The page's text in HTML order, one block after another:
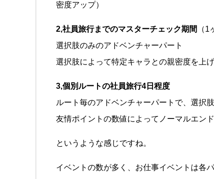
密度アップ）
2,社員旅行までのマスターチェック期間
（
選択肢のみのアドベンチャーパート
選択肢によって特定キャラとの親密度を上
3,個別ルートの社員旅行4日程度
ルート毎のアドベンチャーパートで、選択
友情ポイントの数値によってノーマルエン
というような感じですね。
イベントの数が多く、お仕事イベントは各